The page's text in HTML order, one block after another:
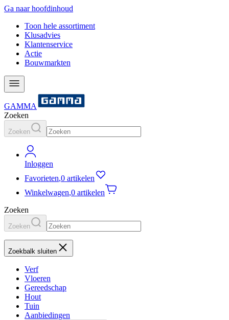
Ga naar hoofdinhoud
Toon hele assortiment
Klusadvies
Klantenservice
Actie
Bouwmarkten
GAMMA
Zoeken
Zoeken
Inloggen
Favorieten,0 artikelen
Winkelwagen,0 artikelen
Zoeken
Zoeken
Zoekbalk sluiten
Verf
Vloeren
Gereedschap
Hout
Tuin
Aanbiedingen